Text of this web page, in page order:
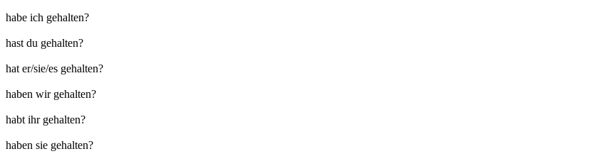
habe ich gehalten?
hast du gehalten?
hat er/sie/es gehalten?
haben wir gehalten?
habt ihr gehalten?
haben sie gehalten?